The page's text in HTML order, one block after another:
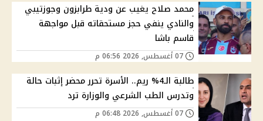
محمد صلاح يغيب عن ودية طرابزون وجوزتيبي
والنادي ينفي حجز مستحقاته قبل مواجهة
قاسم باشا
طالبة الـ4% ريم.. الأسرة تحرر محضر إثبات حالة
وتدرس الطب الشرعي والوزارة ترد